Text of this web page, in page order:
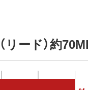
リード）約